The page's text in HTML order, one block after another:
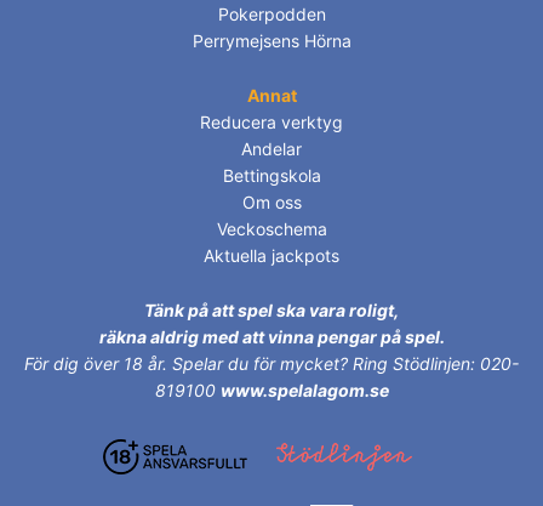
Pokerpodden
Perrymejsens Hörna
Annat
Reducera verktyg
Andelar
Bettingskola
Om oss
Veckoschema
Aktuella jackpots
Tänk på att spel ska vara roligt,
räkna aldrig med att vinna pengar på spel.
För dig över 18 år. Spelar du för mycket? Ring Stödlinjen: 020-
819100 www.spelalagom.se